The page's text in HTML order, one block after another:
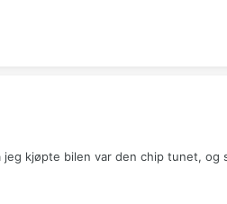
kjøpte bilen var den chip tunet,